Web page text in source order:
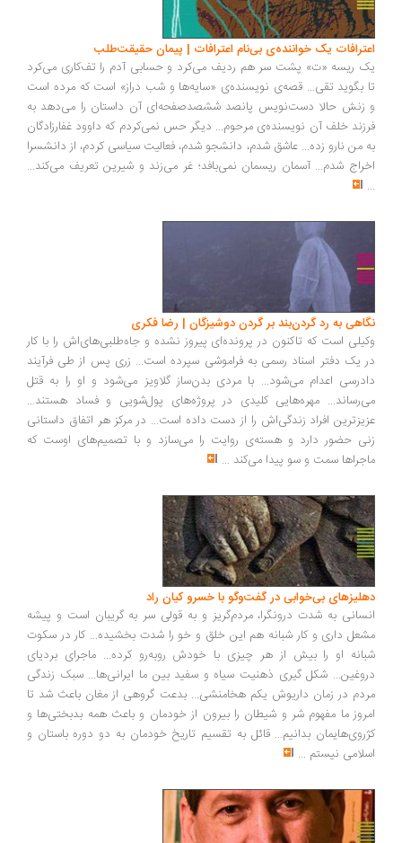
اعترافات یک خواننده‌ی بی‌نام اعترافات | پیمان حقیقت‌طلب
یک ریسه «ت» پشت سر هم ردیف می‌کرد و حسابی آدم را تف‌کاری می‌کرد
تا بگوید تقی... قصه‌ی نویسنده‌ی «سایه‌ها و شب دراز» است که مرده است
و زنش حالا دست‌نویس پانصد ششصدصفحه‌ای آن داستان را می‌دهد به
فرزند خلف آن نویسنده‌ی مرحوم... دیگر حس نمی‌کردم که داوود غفارزادگان
به من نارو زده... عاشق شدم، دانشجو شدم، فعالیت سیاسی کردم، از دانشسرا
اخراج شدم... آسمان ریسمان نمی‌بافد؛ غر می‌زند و شیرین تعریف می‌کند...
...
نگاهی به رد گردن‌بند بر گردن دوشیزگان | رضا فکری
وکیلی است که تاکنون در پرونده‌ای پیروز نشده و جاه‌طلبی‌های‌اش را با کار
در یک دفتر اسناد رسمی به فراموشی سپرده است... زری پس از طی فرآیند
دادرسی اعدام می‌شود... با مردی بدن‌ساز گلاویز می‌شود و او را به قتل
می‌رساند... مهره‌هایی کلیدی در پروژه‌های پول‌شویی و فساد هستند...
عزیزترین افراد زندگی‌اش را از دست داده است... در مرکز هر اتفاق داستانی
زنی حضور دارد و هسته‌ی روایت را می‌سازد و با تصمیم‌های اوست که
ماجراها سمت و سو پیدا می‌کند ...
دهلیزهای بی‌خوابی در گفت‌وگو با خسرو کیان راد
انسانی به شدت درونگرا، مردم‌گریز و به قولی سر به گریبان است و پیشه
مشعل داری و کار شبانه هم این خلق و خو را شدت بخشیده... کار در سکوت
شبانه او را بیش از هر چیزی با خودش روبه‌رو کرده... ماجرای بردیای
دروغین... شکل گیری ذهنیت سیاه و سفید بین ما ایرانی‌ها... سبک زندگی
مردم در زمان داریوش یکم هخامنشی... بدعت گروهی از مغان باعث شد تا
امروز ما مفهوم شر و شیطان را بیرون از خودمان و باعث همه بدبختی‌ها و
کژروی‌هایمان بدانیم... قائل به تقسیم تاریخ خودمان به دو دوره باستان و
اسلامی نیستم ...